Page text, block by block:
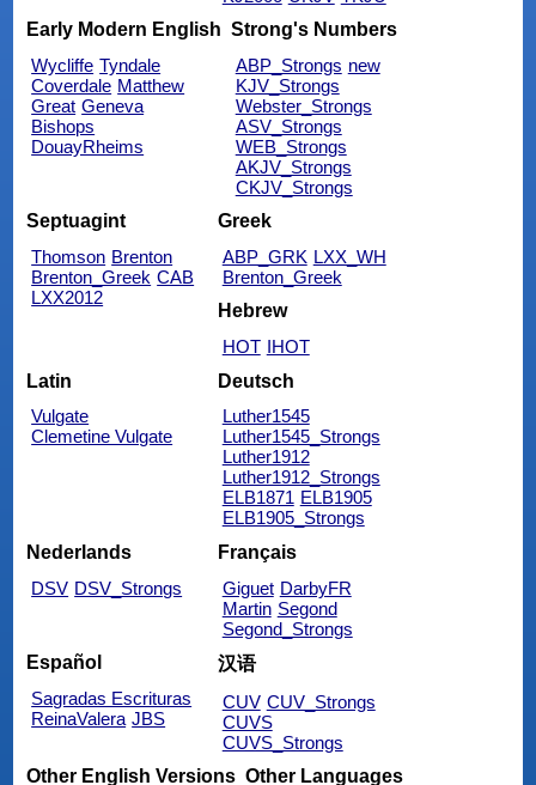
Early Modern English
Wycliffe Tyndale
Coverdale Matthew
Great Geneva
Bishops
DouayRheims
Strong's Numbers
ABP_Strongs new
KJV_Strongs
Webster_Strongs
ASV_Strongs
WEB_Strongs
AKJV_Strongs
CKJV_Strongs
Septuagint
Thomson Brenton
Brenton_Greek CAB
LXX2012
Greek
ABP_GRK LXX_WH
Brenton_Greek
Hebrew
HOT IHOT
Latin
Vulgate
Clemetine Vulgate
Deutsch
Luther1545
Luther1545_Strongs
Luther1912
Luther1912_Strongs
ELB1871 ELB1905
ELB1905_Strongs
Nederlands
DSV DSV_Strongs
Français
Giguet DarbyFR
Martin Segond
Segond_Strongs
Español
Sagradas Escrituras
ReinaValera JBS
汉语
CUV CUV_Strongs
CUVS
CUVS_Strongs
Other English Versions Other Languages